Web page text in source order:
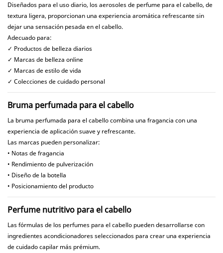
Diseñados para el uso diario, los aerosoles de perfume para el cabello, de
textura ligera, proporcionan una experiencia aromática refrescante sin
dejar una sensación pesada en el cabello.
Adecuado para:
✓ Productos de belleza diarios
✓ Marcas de belleza online
✓ Marcas de estilo de vida
✓ Colecciones de cuidado personal
Bruma perfumada para el cabello
La bruma perfumada para el cabello combina una fragancia con una
experiencia de aplicación suave y refrescante.
Las marcas pueden personalizar:
• Notas de fragancia
• Rendimiento de pulverización
• Diseño de la botella
• Posicionamiento del producto
Perfume nutritivo para el cabello
Las fórmulas de los perfumes para el cabello pueden desarrollarse con
ingredientes acondicionadores seleccionados para crear una experiencia
de cuidado capilar más prémium.